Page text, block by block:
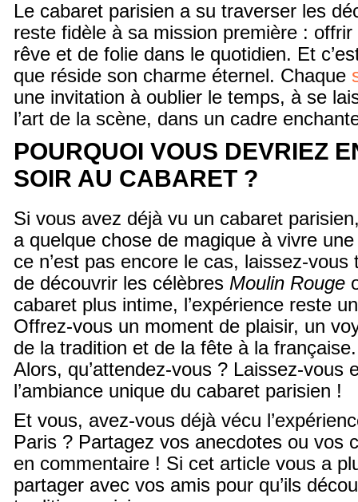
Le cabaret parisien a su traverser les
reste fidèle à sa mission première :
rêve et de folie dans le quotidien. Et
que réside son charme éternel. Chaque
une invitation à oublier le temps, à se
l’art de la scène, dans un cadre
POURQUOI VOUS DEVRIEZ
SOIR AU CABARET ?
Si vous avez déjà vu un cabaret
a quelque chose de magique à vivre
ce n’est pas encore le cas, laissez-vous
de découvrir les célèbres Moulin Rouge
cabaret plus intime, l’expérience reste
Offrez-vous un moment de plaisir, un
de la tradition et de la fête à la française.
Alors, qu’attendez-vous ? Laissez-vous
l’ambiance unique du cabaret parisien !
Et vous, avez-vous déjà vécu
Paris ? Partagez vos anecdotes ou vos
en commentaire ! Si cet article vous a
partager avec vos amis pour qu’ils